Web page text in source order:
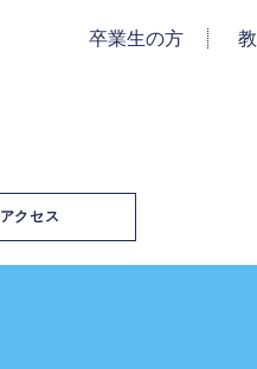
卒業生の方
アクセス